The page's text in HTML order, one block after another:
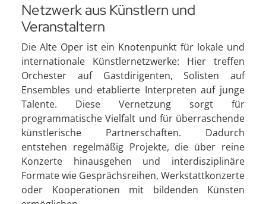
Netzwerk aus Künstlern und
Veranstaltern
Die Alte Oper ist ein Knotenpunkt für lokale und
internationale Künstlernetzwerke: Hier treffen
Orchester auf Gastdirigenten, Solisten auf
Ensembles und etablierte Interpreten auf junge
Talente. Diese Vernetzung sorgt für
programmatische Vielfalt und für überraschende
künstlerische Partnerschaften. Dadurch
entstehen regelmäßig Projekte, die über reine
Konzerte hinausgehen und interdisziplinäre
Formate wie Gesprächsreihen, Werkstattkonzerte
oder Kooperationen mit bildenden Künsten